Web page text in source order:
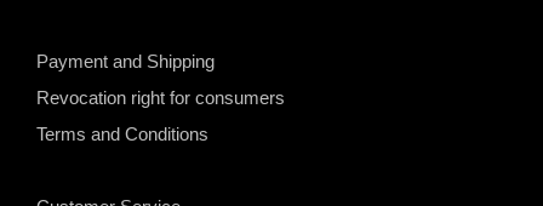
Payment and Shipping
Revocation right for consumers
Terms and Conditions